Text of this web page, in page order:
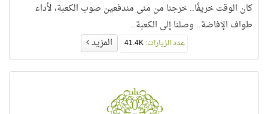
كان الوقت خريفًا.. خرجنا من منى مندفعين صوب الكعبة، لأداء
طواف الإفاضة.. وصلنا إلى الكعبة..
عدد الزيارات:41.4K المزيد